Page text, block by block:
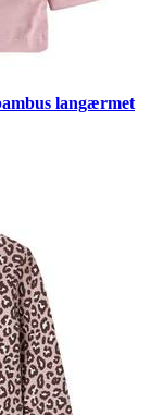
langærmet